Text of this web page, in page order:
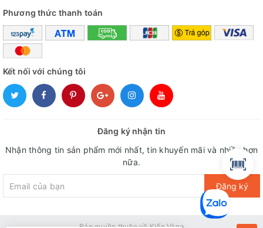
Phương thức thanh toán
Kết nối với chúng tôi
Đăng ký nhận tin
Nhận thông tin sản phẩm mới nhất, tin khuyến mãi và nhiều hơn
nữa.
Đăng ký